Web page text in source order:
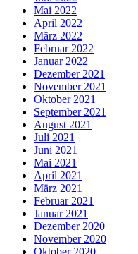
Mai 2022
April 2022
März 2022
Februar 2022
Januar 2022
Dezember 2021
November 2021
Oktober 2021
September 2021
August 2021
Juli 2021
Juni 2021
Mai 2021
April 2021
März 2021
Februar 2021
Januar 2021
Dezember 2020
November 2020